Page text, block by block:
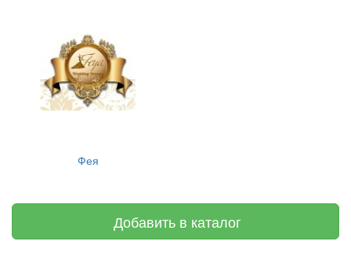
Фея
Добавить в каталог